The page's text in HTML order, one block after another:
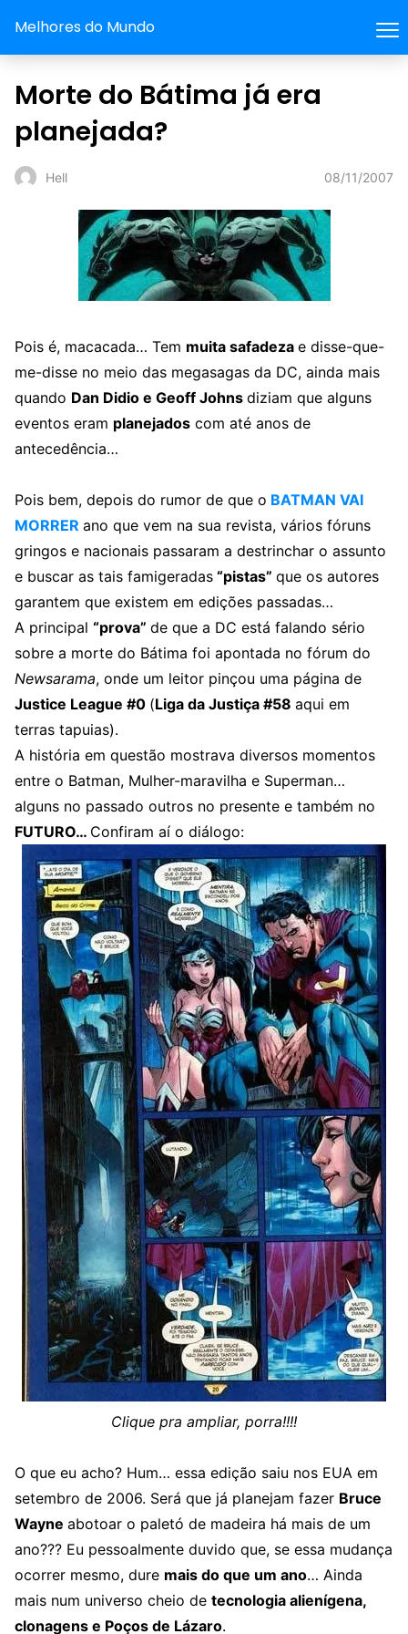
Melhores do Mundo
Morte do Bátima já era
planejada?
Hell 08/11/2007
Pois é, macacada… Tem muita safadeza e disse-que-
me-disse no meio das megasagas da DC, ainda mais
quando Dan Didio e Geoff Johns diziam que alguns
eventos eram planejados com até anos de
antecedência…
Pois bem, depois do rumor de que o BATMAN VAI
MORRER ano que vem na sua revista, vários fóruns
gringos e nacionais passaram a destrinchar o assunto
e buscar as tais famigeradas “pistas” que os autores
garantem que existem em edições passadas…
A principal “prova” de que a DC está falando sério
sobre a morte do Bátima foi apontada no fórum do
Newsarama, onde um leitor pinçou uma página de
Justice League #0 (Liga da Justiça #58 aqui em
terras tapuias).
A história em questão mostrava diversos momentos
entre o Batman, Mulher-maravilha e Superman…
alguns no passado outros no presente e também no
FUTURO… Confiram aí o diálogo:
Clique pra ampliar, porra!!!!
O que eu acho? Hum… essa edição saiu nos EUA em
setembro de 2006. Será que já planejam fazer Bruce
Wayne abotoar o paletó de madeira há mais de um
ano??? Eu pessoalmente duvido que, se essa mudança
ocorrer mesmo, dure mais do que um ano… Ainda
mais num universo cheio de tecnologia alienígena,
clonagens e Poços de Lázaro.